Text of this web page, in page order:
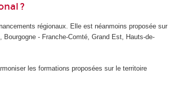
?
régionaux. Elle est néanmoins proposée sur
- Franche-Comté, Grand Est, Hauts-de-
les formations proposées sur le territoire